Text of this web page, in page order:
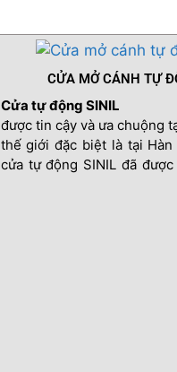
CỬA MỞ CÁNH TỰ
Cửa tự động SINIL
được tin cậy và ưa chuộng
thế giới đặc biệt là tại Hàn
cửa tự động SINIL đã